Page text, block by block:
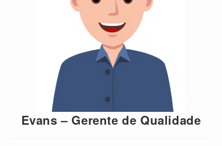
Evans – Gerente de Qualidade